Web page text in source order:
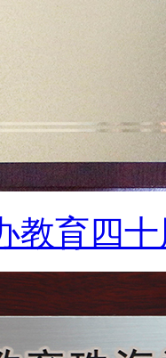
教育四